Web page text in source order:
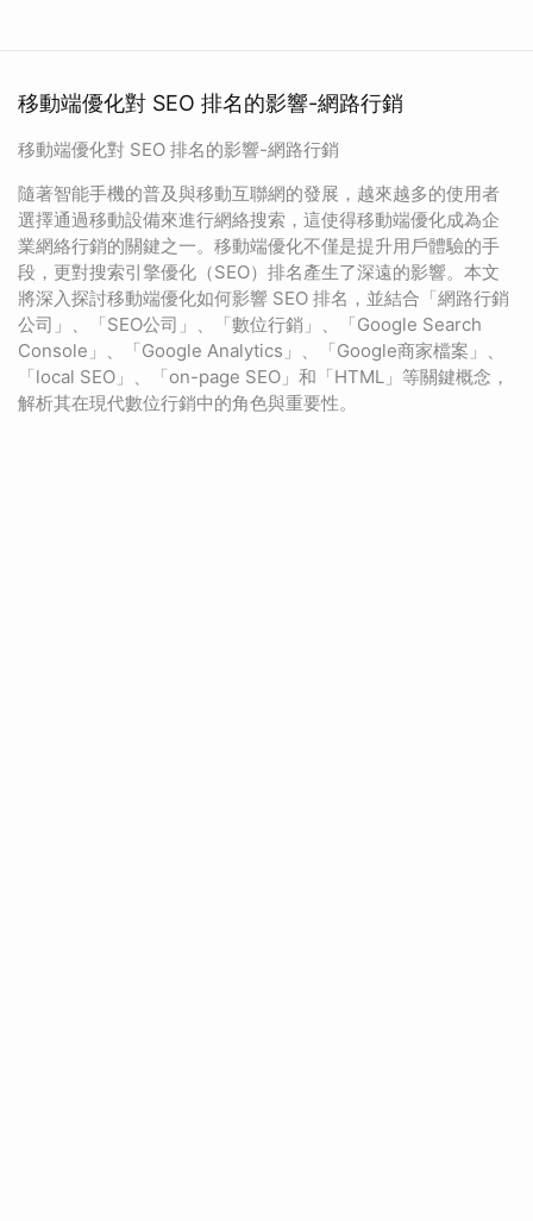
移動端優化對 SEO 排名的影響-網路行銷
移動端優化對 SEO 排名的影響-網路行銷
隨著智能手機的普及與移動互聯網的發展，越來越多的使用者
選擇通過移動設備來進行網絡搜索，這使得移動端優化成為企
業網絡行銷的關鍵之一。移動端優化不僅是提升用戶體驗的手
段，更對搜索引擎優化（SEO）排名產生了深遠的影響。本文
將深入探討移動端優化如何影響 SEO 排名，並結合「網路行銷
公司」、「SEO公司」、「數位行銷」、「Google Search
Console」、「Google Analytics」、「Google商家檔案」、
「local SEO」、「on-page SEO」和「HTML」等關鍵概念，
解析其在現代數位行銷中的角色與重要性。